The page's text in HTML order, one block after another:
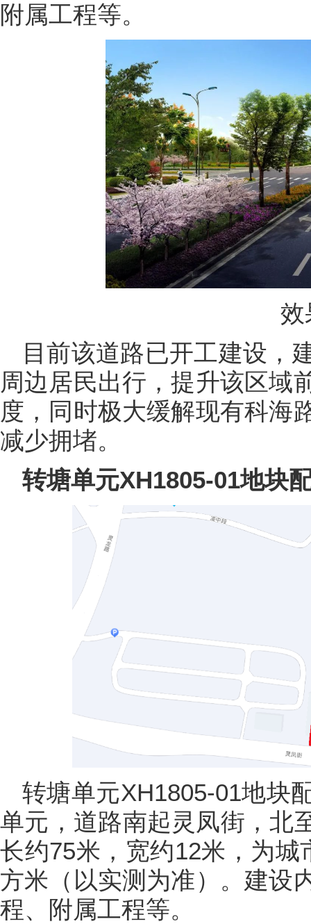
附属工程等。
效
目前该道路已开工建设，
周边居民出行，提升该区域
度，同时极大缓解现有科海
减少拥堵。
转塘单元XH1805-01地块
转塘单元XH1805-01地块
单元，道路南起灵凤街，北
长约75米，宽约12米，为
方米（以实测为准）。建设
程、附属工程等。